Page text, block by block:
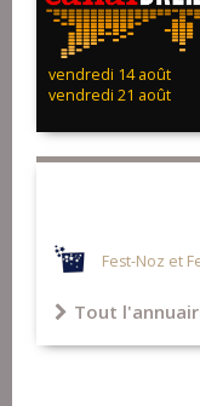
vendredi 14 août
vendredi 21 août
Fest-Noz et
Tout